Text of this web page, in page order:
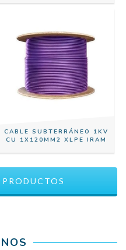
CABLE SUBTERRÁNEO 1KV
CU 1X120MM2 XLPE IRAM